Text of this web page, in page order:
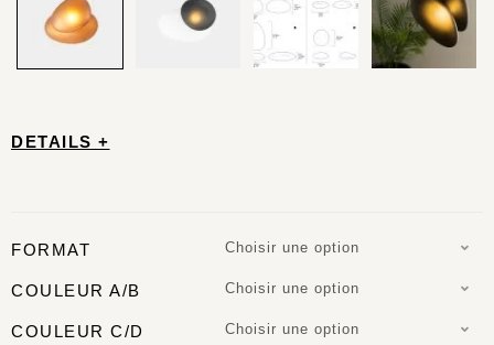
DETAILS +
FORMAT Choisir une option
COULEUR A/B Choisir une option
COULEUR C/D Choisir une option